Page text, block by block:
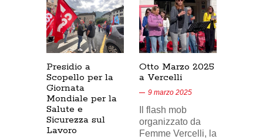
Presidio a
Scopello per la
Giornata
Mondiale per la
Salute e
Sicurezza sul
Lavoro
Otto Marzo 2025
a Vercelli
9 marzo 2025
Il flash mob
organizzato da
Femme Vercelli, la